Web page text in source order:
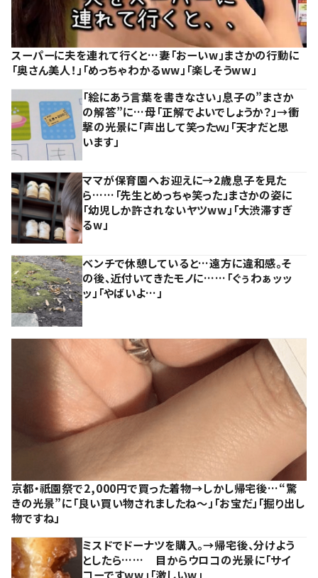
スーパーに夫を連れて行くと…妻「おーいw」まさかの行動に
「奥さん美人！」「めっちゃわかるww」「楽しそうww」
「絵にあう言葉を書きなさい」息子の”まさか
の解答”に…母「正解でよいでしょうか？」→衝
撃の光景に「声出して笑ったｗ」「天才だと思
います」
ママが保育園へお迎えに→2歳息子を見た
ら……「先生とめっちゃ笑った」まさかの姿に
「幼児しか許されないヤツww」「大渋滞すぎ
るw」
ベンチで休憩していると…遠方に違和感。そ
の後、近付いてきたモノに……「ぐぅわぁッッ
ッ」「やばいよ…」
京都・祇園祭で2,000円で買った着物→しかし帰宅後…“驚
きの光景”に「良い買い物されましたね～」「お宝だ」「掘り出し
物ですね」
ミスドでドーナツを購入。→帰宅後、分けよう
としたら…… 目からウロコの光景に「サイ
コーですww」「激しいw」